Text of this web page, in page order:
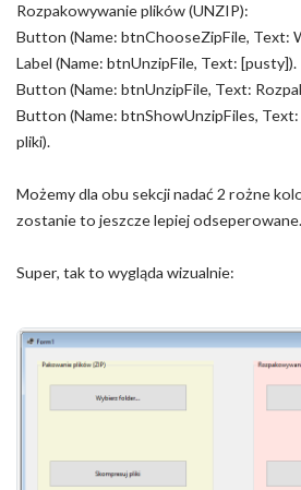
Rozpakowywanie plików (UNZIP):
Button (Name: btnChooseZipFile, Text:
Label (Name: btnUnzipFile, Text: [pusty]).
Button (Name: btnUnzipFile, Text:
Button (Name: btnShowUnzipFiles,
pliki).
Możemy dla obu sekcji nadać 2 rożne
zostanie to jeszcze lepiej odseperowane.
Super, tak to wygląda wizualnie: